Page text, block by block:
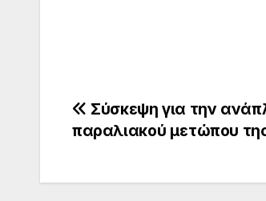
Πλοήγηση
άρθρων
Σύσκεψη για την
παραλιακού μετώπου